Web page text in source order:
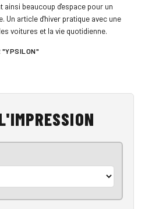
beaucoup d'espace pour un
Un article d'hiver pratique avec une
voitures et la vie quotidienne.
"YPSILON"